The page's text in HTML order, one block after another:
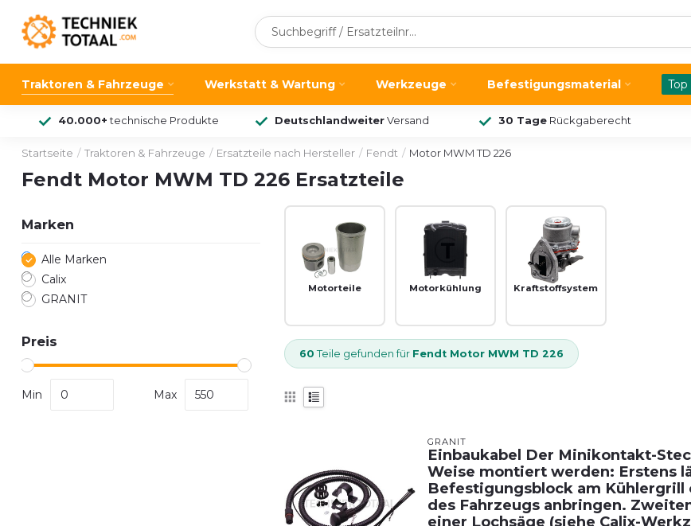
Traktoren & Fahrzeuge Werkstatt & Wartung Werkzeuge Befestigungsmaterial
40.000+ technische Produkte DeutschlandweiterVersand 30 Tage Rückgaberecht
Startseite / Traktoren & Fahrzeuge / Ersatzteile nach Hersteller / Fendt / Motor MWM TD 226
Fendt Motor MWM TD 226 Ersatzteile
Marken
Alle Marken
Calix
GRANIT
Preis
Min Max
Motorteile Motorkühlung Kraftstoffsystem
60 Teile gefunden für Fendt Motor MWM TD 226
GRANIT
Einbaukabel Der Minikontakt-
Weise montiert werden: Erstens
Befestigungsblock am Kühlergrill
des Fahrzeugs anbringen.
einer Lochsäge (siehe Calix-